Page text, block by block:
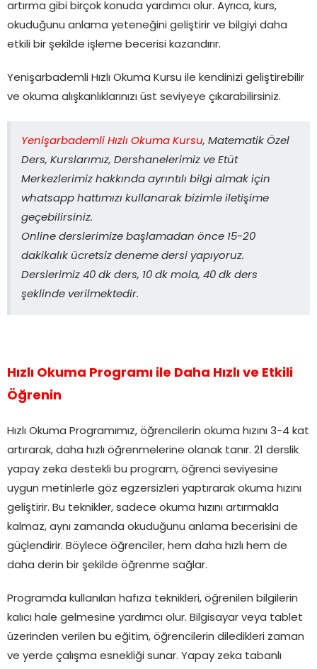
artırma gibi birçok konuda yardımcı olur. Ayrıca, kurs,
okuduğunu anlama yeteneğini geliştirir ve bilgiyi daha
etkili bir şekilde işleme becerisi kazandırır.
Yenişarbademli Hızlı Okuma Kursu ile kendinizi geliştirebilir
ve okuma alışkanlıklarınızı üst seviyeye çıkarabilirsiniz.
Yenişarbademli Hızlı Okuma Kursu, Matematik Özel
Ders, Kurslarımız, Dershanelerimiz ve Etüt
Merkezlerimiz hakkında ayrıntılı bilgi almak için
whatsapp hattımızı kullanarak bizimle iletişime
geçebilirsiniz.
Online derslerimize başlamadan önce 15-20
dakikalık ücretsiz deneme dersi yapıyoruz.
Derslerimiz 40 dk ders, 10 dk mola, 40 dk ders
şeklinde verilmektedir.
Hızlı Okuma Programı ile Daha Hızlı ve Etkili
Öğrenin
Hızlı Okuma Programımız, öğrencilerin okuma hızını 3-4 kat
artırarak, daha hızlı öğrenmelerine olanak tanır. 21 derslik
yapay zeka destekli bu program, öğrenci seviyesine
uygun metinlerle göz egzersizleri yaptırarak okuma hızını
geliştirir. Bu teknikler, sadece okuma hızını artırmakla
kalmaz, aynı zamanda okuduğunu anlama becerisini de
güçlendirir. Böylece öğrenciler, hem daha hızlı hem de
daha derin bir şekilde öğrenme sağlar.
Programda kullanılan hafıza teknikleri, öğrenilen bilgilerin
kalıcı hale gelmesine yardımcı olur. Bilgisayar veya tablet
üzerinden verilen bu eğitim, öğrencilerin diledikleri zaman
ve yerde çalışma esnekliği sunar. Yapay zeka tabanlı